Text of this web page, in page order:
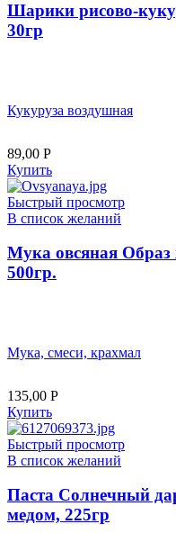
Шарики рисово-
30гр
Кукуруза воздушная
89,00 Р
Купить
Быстрый просмотр
В список желаний
Мука овсяная Образ
500гр.
Мука, смеси, крахмал
135,00 Р
Купить
Быстрый просмотр
В список желаний
Паста Солнечный
медом, 225гр